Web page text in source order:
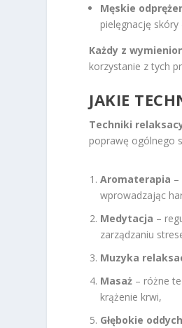
Męskie
pielęgnację
Każdy z
korzystanie z tych
JAKIE
Techniki
poprawę ogólnego
Aromaterapia –
wprowadzając
Medytacja –
zarządzaniu
Muzyka
Masaż – różne
krążenie krwi,
Głębokie